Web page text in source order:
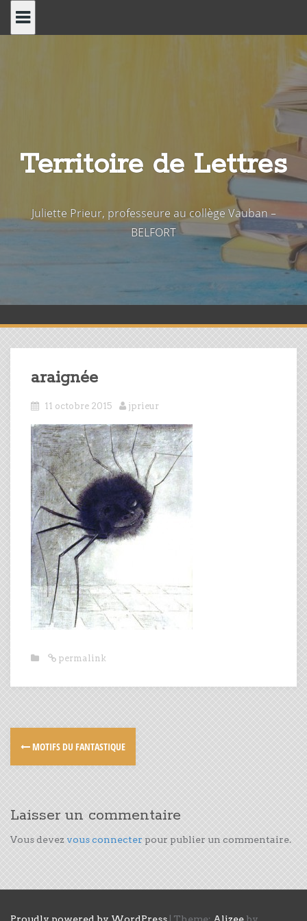
Territoire de Lettres
Juliette Prieur, professeure au collège Vauban –
BELFORT
araignée
11 octobre 2015 jprieur
permalink
MOTIFS DU FANTASTIQUE
Laisser un commentaire
Vous devez vous connecter pour publier un commentaire.